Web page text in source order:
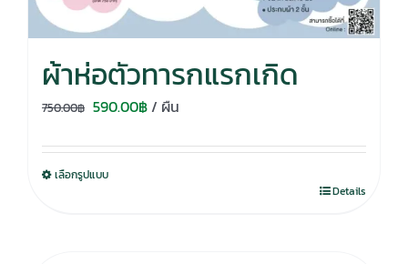
ผ้าห่อตัวทารกแรกเกิด
750.00฿ Original
was:
750.00฿.
590.00฿Current
is:
/ ผืน
เลือกรูปแบบ
Details